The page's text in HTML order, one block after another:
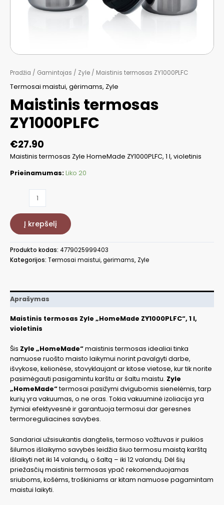
Pradžia / Gamintojas / Zyle / Maistinis termosas ZY1000PLFC
Termosai maistui, gėrimams, Zyle
Maistinis termosas
ZY1000PLFC
€27.90
Maistinis termosas Zyle HomeMade ZY1000PLFC, 1 l, violetinis
Prieinamumas:Liko 20
Maistinis
termosas
ZY1000PLFC
Į krepšelį
Produkto kodas: 4779025999403
Kategorijos: Termosai maistui, gėrimams, Zyle
Aprašymas
Maistinis termosas Zyle „HomeMade ZY1000PLFC“, 1 l,
violetinis
Šis Zyle „HomeMade“maistinis termosas idealiai tinka
namuose ruošto maisto laikymui norint pavalgyti darbe,
išvykose, kelionėse, stovyklaujant ar kitose vietose, kur tik norite
pasimėgauti pasigamintu karštu ar šaltu maistu. Zyle
„HomeMade“termosai pasižymi dvigubomis sienelėmis, tarp
kurių yra vakuumas, o ne oras. Tokia vakuuminė izoliacija yra
žymiai efektyvesnė ir garantuoja termosui dar geresnes
termoreguliacines savybes.
Sandariai užsisukantis dangtelis, termoso vožtuvas ir puikios
šilumos išlaikymo savybės leidžia šiuo termosu maistą karštą
išlaikyti net iki 14 valandų, o šaltą – iki 12 valandų. Dėl šių
priežasčių maistinis termosas ypač rekomenduojamas
sriuboms, košėms, troškiniams ar kitam namuose pagamintam
maistui laikyti.